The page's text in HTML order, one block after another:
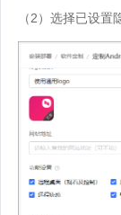
（2）选择已设置